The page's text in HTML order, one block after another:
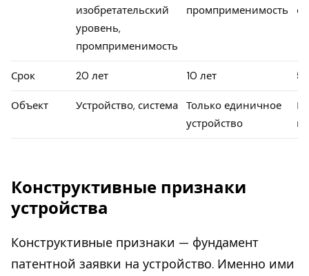
изобретательский
уровень,
промприменимость
промприменимость
Срок 20 лет 10 лет 5
Объект Устройство, система Только единичное
устройство
Конструктивные признаки
устройства
Конструктивные признаки — фундамент
патентной заявки на устройство. Именно ими